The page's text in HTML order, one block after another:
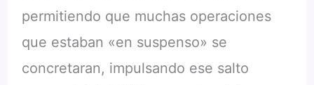
permitiendo que muchas operaciones
que estaban «en suspenso» se
concretaran, impulsando ese salto